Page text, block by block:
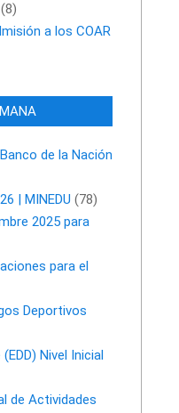
(8)
a los COAR
de la Nación
| MINEDU (78)
2025 para
para el
Deportivos
Nivel Inicial
de Actividades